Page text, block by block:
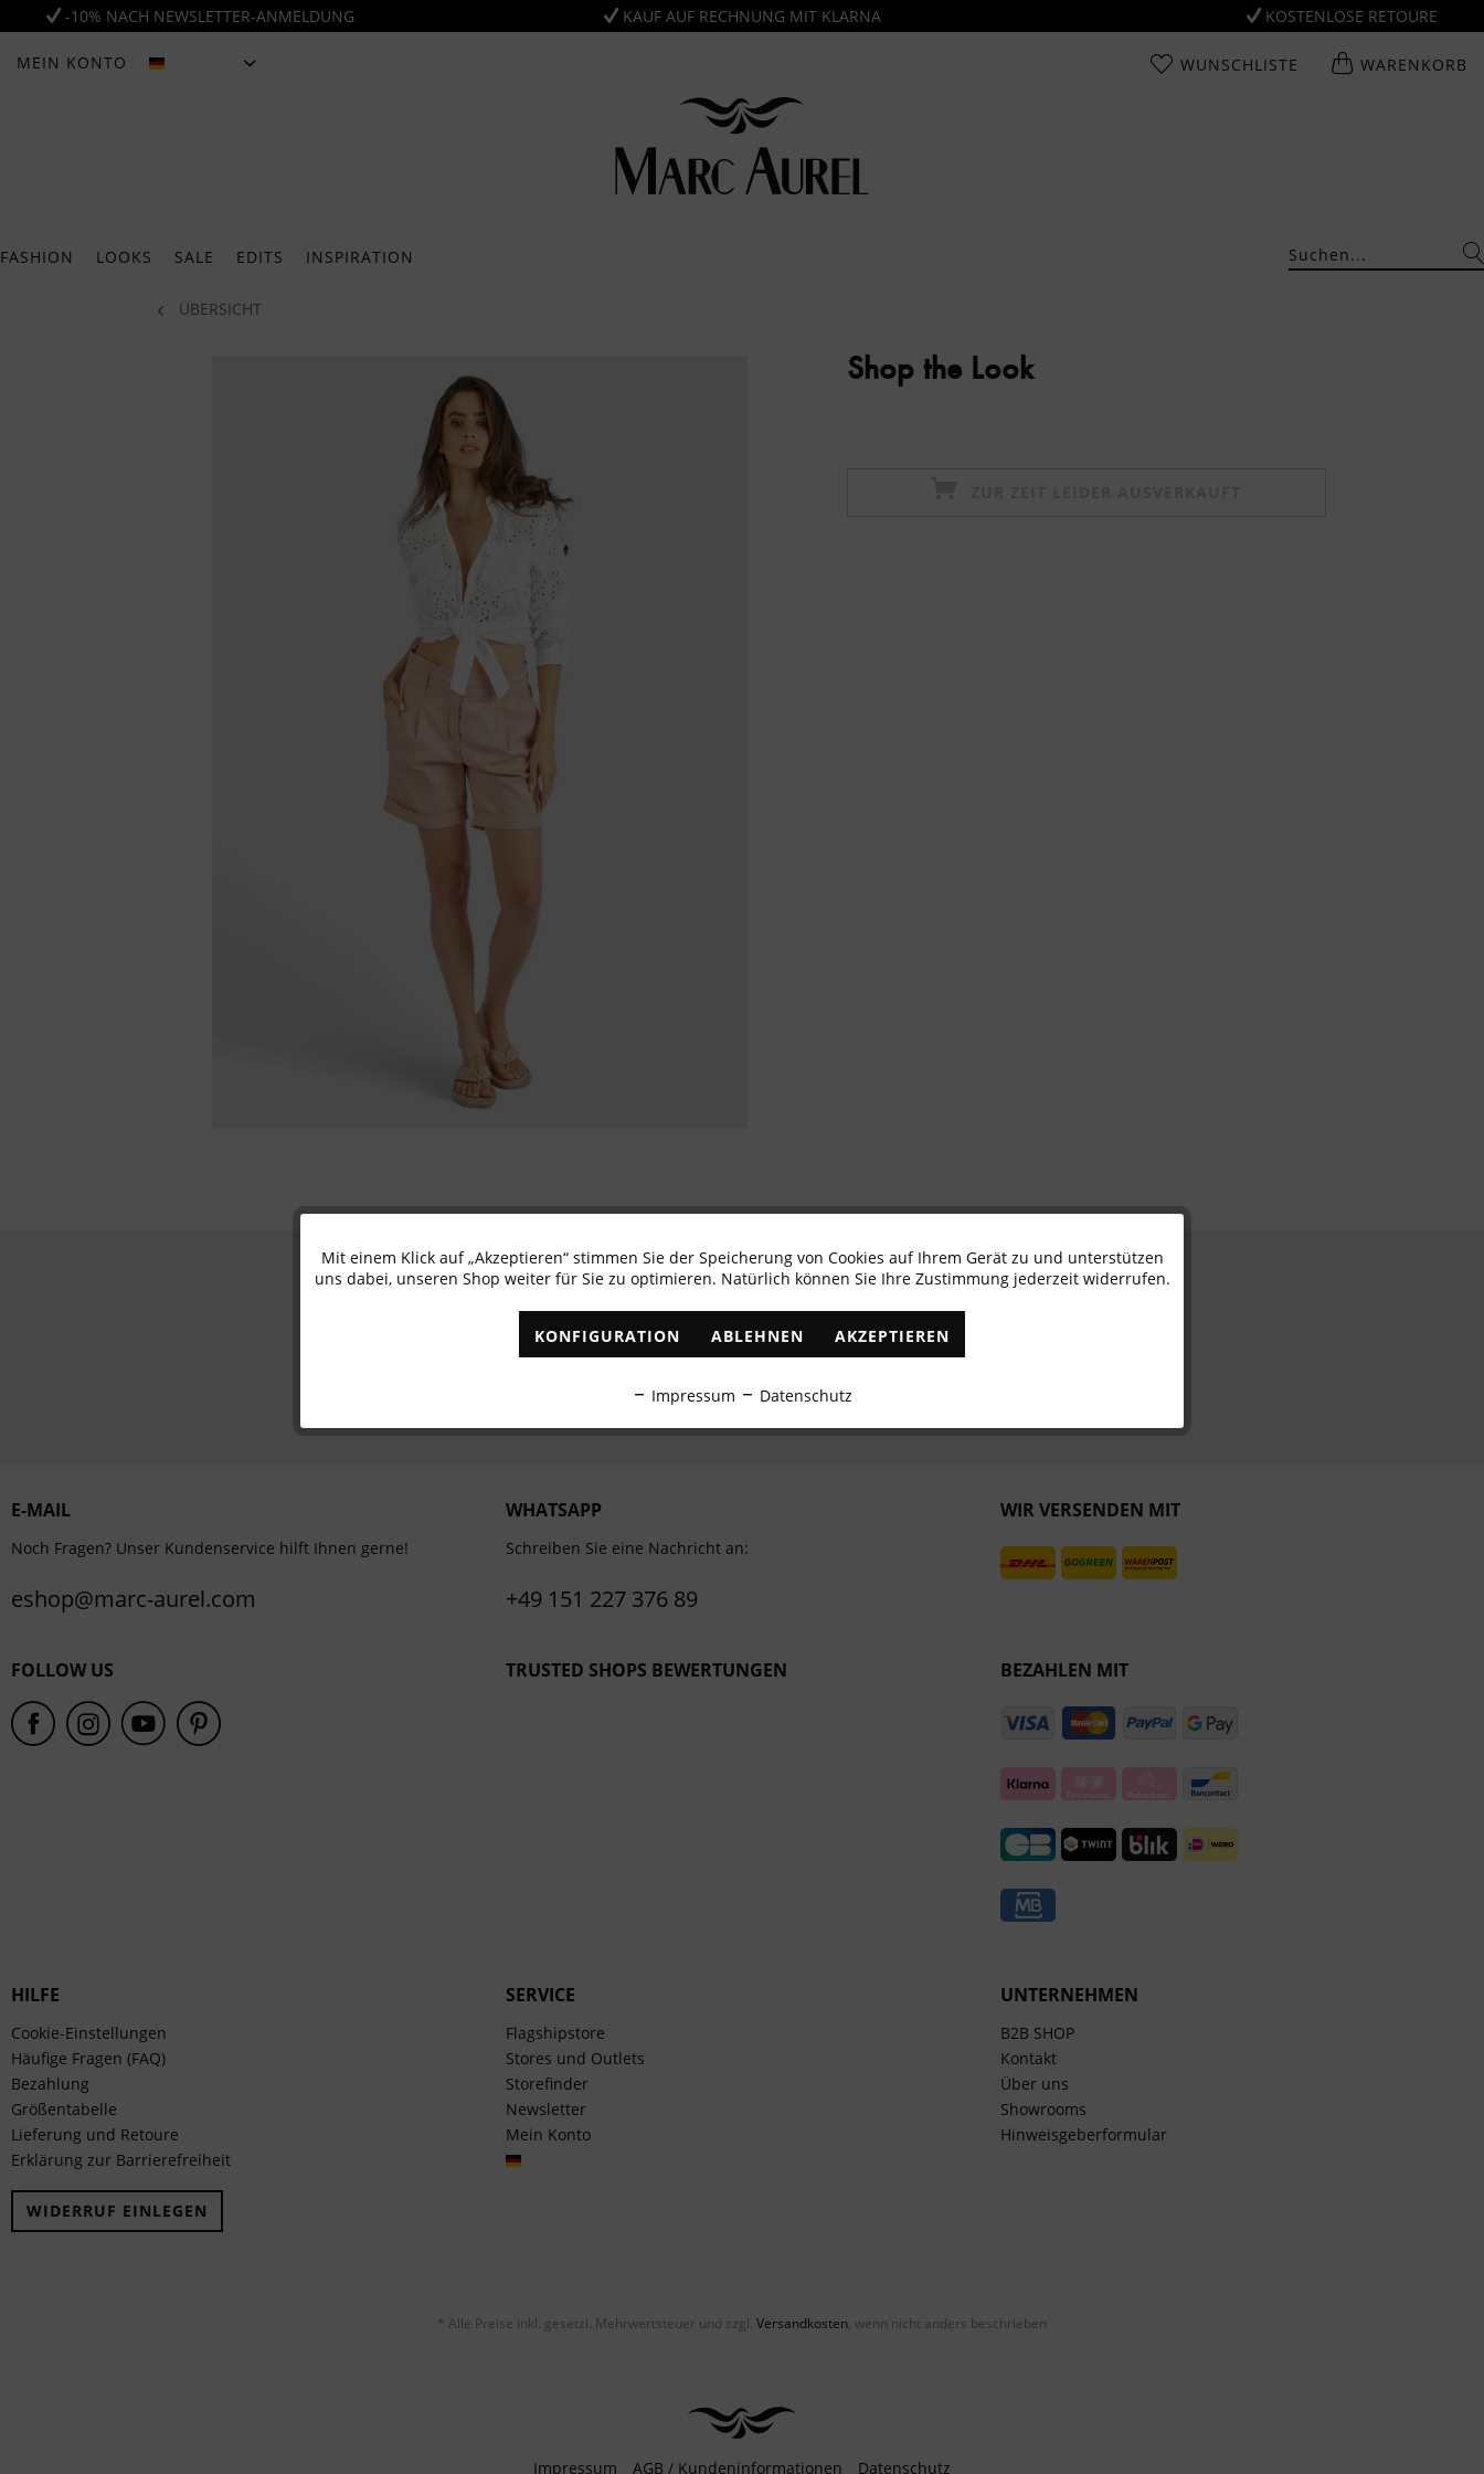
-10% NACH NEWSLETTER-ANMELDUNG KAUF AUF RECHNUNG MIT KLARNA KOSTENLOSE RETOURE
MEIN KONTO WUNSCHLISTE WARENKORB
FASHION LOOKS SALE EDITS INSPIRATION
ÜBERSICHT
Shop the Look
Newsletter abonnieren & 10% - Gutschein erhalten
✓ Exklusive Angebote ✓ Die aktuellsten Trends
E-MAIL
Noch Fragen? Unser Kundenservice hilft Ihnen gerne!
eshop@marc-aurel.com
WHATSAPP
Schreiben Sie eine Nachricht an:
+49 151 227 376 89
WIR VERSENDEN MIT
FOLLOW US TRUSTED SHOPS BEWERTUNGEN BEZAHLEN MIT
HILFE
Cookie-Einstellungen
Häufige Fragen (FAQ)
Bezahlung
Größentabelle
Lieferung und Retoure
Erklärung zur Barrierefreiheit
WIDERRUF EINLEGEN
SERVICE
Flagshipstore
Stores und Outlets
Storefinder
Newsletter
Mein Konto
UNTERNEHMEN
B2B SHOP
Kontakt
Über uns
Showrooms
Hinweisgeberformular
* Alle Preise inkl. gesetzl. Mehrwertsteuer und zzgl. Versandkosten, wenn nicht anders beschrieben
Impressum AGB / Kundeninformationen Datenschutz
Funktionale Aktiv
Mit einem Klick auf „Akzeptieren“ stimmen Sie der Speicherung von Cookies auf Ihrem Gerät zu und unterstützen
uns dabei, unseren Shop weiter für Sie zu optimieren. Natürlich können Sie Ihre Zustimmung jederzeit widerrufen.
KONFIGURATION ABLEHNEN AKZEPTIEREN
Impressum Datenschutz